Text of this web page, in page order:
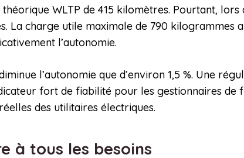
WLTP de 415 kilomètres. Pourtant, lors
La charge utile maximale de 790 kilogrammes
l’autonomie.
l’autonomie que d’environ 1,5 %. Une
fort de fiabilité pour les gestionnaires de
des utilitaires électriques.
à tous les besoins